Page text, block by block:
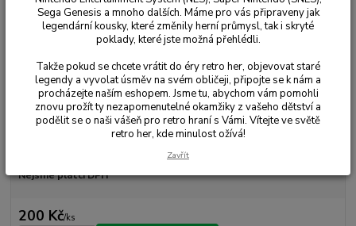
Ohodnotit produkt
Nejsme plátci DPH
200 Kč/ks
Sega Genesis a mnoho dalších. Máme pro vás připraveny jak
legendární kousky, které změnily herní průmysl, tak i skryté
poklady, které jste možná přehlédli.
Takže pokud se chcete vrátit do éry retro her, objevovat staré
legendy a vyvolat úsměv na svém obličeji, připojte se k nám a
procházejte naším eshopem. Jsme tu, abychom vám pomohli
znovu prožít ty nezapomenutelné okamžiky z vašeho dětství a
podělit se o naši vášeň pro retro hraní s Vámi. Vítejte ve světě
retro her, kde minulost ožívá!
Zavřít